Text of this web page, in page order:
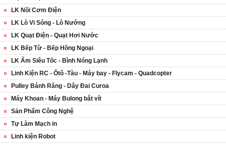
LK Nồi Cơm Điện
LK Lò Vi Sóng - Lò Nướng
LK Quạt Điện - Quạt Hơi Nước
LK Bếp Từ - Bếp Hồng Ngoại
LK Ấm Siêu Tốc - Bình Nóng Lạnh
Linh Kiện RC - Ôtô -Tàu - Máy bay - Flycam - Quadcopter
Pulley Bánh Răng - Dây Đai Curoa
Máy Khoan - Máy Bulong bắt vít
Sản Phẩm Công Nghệ
Tự Làm Mạch in
Linh kiện Robot